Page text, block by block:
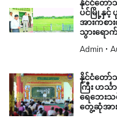
နိုင်ငံတော်
ပင်မြို့နှင့်
အားကစာ
သွားရော
Admin
နိုင်ငံတော်
ကြီး ဟင်္
ရေဘေးသင့်
တွေ့ဆုံအားပ